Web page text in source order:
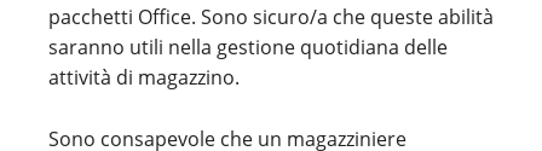
pacchetti Office. Sono sicuro/a che queste abilità
saranno utili nella gestione quotidiana delle
attività di magazzino.
Sono consapevole che un magazziniere